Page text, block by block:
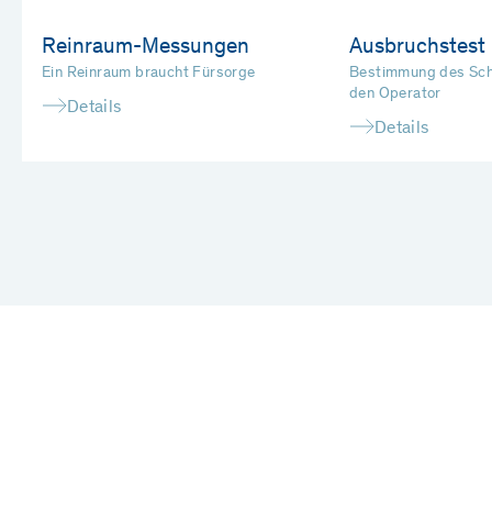
Reinraum-Messungen
Ein Reinraum braucht Fürsorge
Details
Ausbruchstest
Bestimmung des
den Operator
Details